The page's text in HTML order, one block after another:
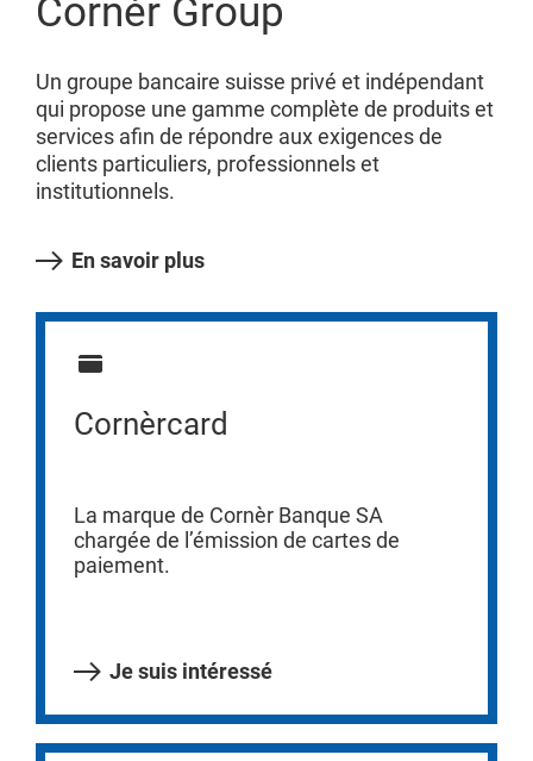
Cornèr Group
Un groupe bancaire suisse privé et indépendant
qui propose une gamme complète de produits et
services afin de répondre aux exigences de
clients particuliers, professionnels et
institutionnels.
En savoir plus
Cornèrcard
La marque de Cornèr Banque SA
chargée de l’émission de cartes de
paiement.
Je suis intéressé